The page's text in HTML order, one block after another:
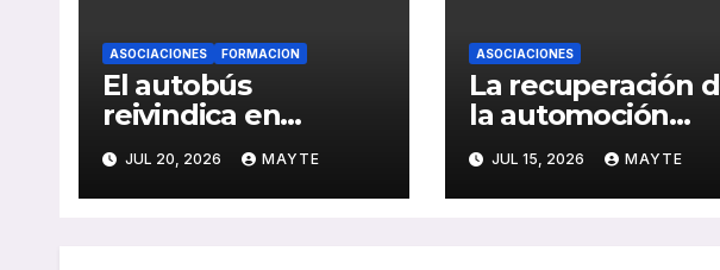
ASOCIACIONES FORMACION
El autobús
reivindica en
Santander su papel
como eje de la
movilidad
JUL 20, 2026 MAYTE
ASOCIACIONES
La recuperación
la automoción
impulsa también al
sector del autocar:
récord de
JUL 15, 2026 MAYTE